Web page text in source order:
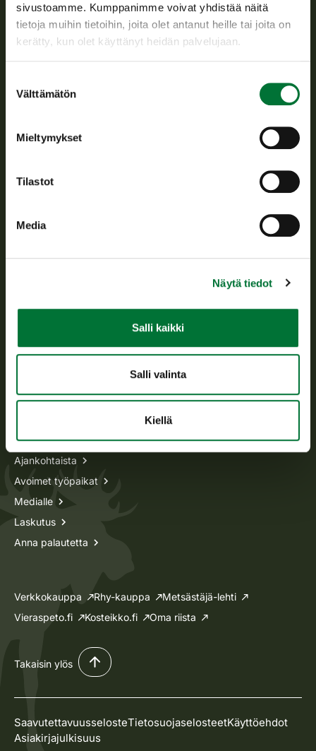
sivustoamme. Kumppanimme voivat yhdistää näitä
tietoja muihin tietoihin, joita olet antanut heille tai joita on
kerätty, kun olet käyttänyt heidän palvelujaan.
valinta
Välttämätön
Mieltymykset
Tilastot
Media
Näytä tiedot
Salli kaikki
Salli valinta
Kiellä
Suomen riistakeskus
hallintotehtävistä.
asiakaspalvelu@riista.fi
Usein kysytyt kysymykset
Metsästyskortti-asiat
Ajankohtaista
Avoimet työpaikat
Medialle
Laskutus
Anna palautetta
Verkkokauppa Rhy-kauppa
Metsästäjä-lehti
Vieraspeto.fi
Kosteikko.fi Oma riista
Takaisin ylös
SaavutettavuusselosteTietosuojaselosteetKäyttöehdot
Asiakirjajulkisuus